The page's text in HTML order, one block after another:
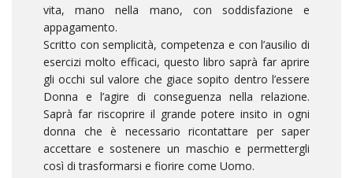
vita, mano nella mano, con soddisfazione e
appagamento.
Scritto con semplicità, competenza e con l’ausilio di
esercizi molto efficaci, questo libro saprà far aprire
gli occhi sul valore che giace sopito dentro l’essere
Donna e l’agire di conseguenza nella relazione.
Saprà far riscoprire il grande potere insito in ogni
donna che è necessario ricontattare per saper
accettare e sostenere un maschio e permettergli
così di trasformarsi e fiorire come Uomo.